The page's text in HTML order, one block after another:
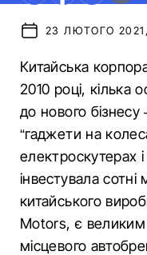
23 ЛЮТОГО
Китайська
2010 році, кілька
до нового бізнесу
“гаджети на
електроскутерах
інвестувала сотні
китайського
Motors, є великим
місцевого